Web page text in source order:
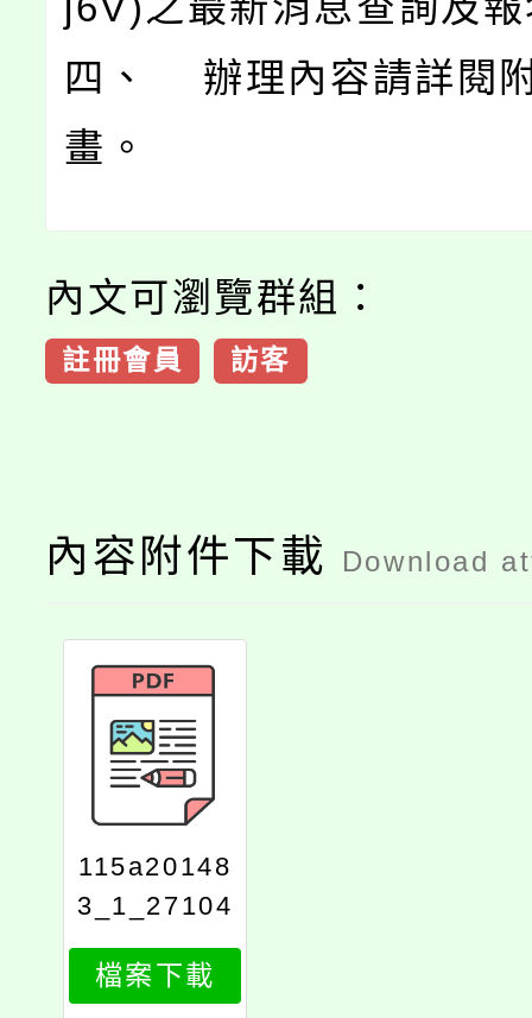
四、 辦理內容請詳閱
畫。
內文可瀏覽群組：
註冊會員 訪客
內容附件下載 Download
115a20148
3_1_27104
841629
檔案下載